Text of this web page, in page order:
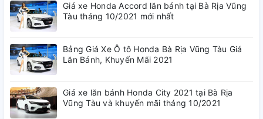
Giá xe Honda Accord lăn bánh tại Bà Rịa Vũng
Tàu tháng 10/2021 mới nhất
Bảng Giá Xe Ô tô Honda Bà Rịa Vũng Tàu Giá
Lăn Bánh, Khuyến Mãi 2021
Giá xe lăn bánh Honda City 2021 tại Bà Rịa
Vũng Tàu và khuyến mãi tháng 10/2021